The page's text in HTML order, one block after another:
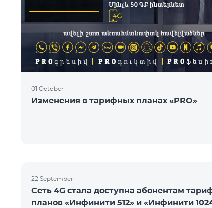
01 October
Изменения в тарифных планах «PRO»
22 September
Сеть 4G стала доступна абонентам
планов «Инфинити 512» и «Инфинити